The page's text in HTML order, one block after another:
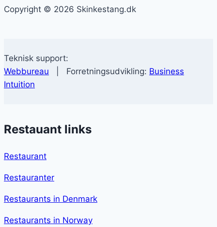
Copyright © 2026 Skinkestang.dk
Teknisk support:
Webbureau | Forretningsudvikling: Business
Intuition
Restauant links
Restaurant
Restauranter
Restaurants in Denmark
Restaurants in Norway